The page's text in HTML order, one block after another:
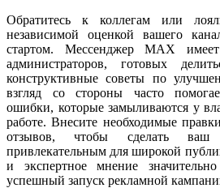
Обратитесь к коллегам или
независимой оценкой вашего
стартом. Мессенджер MAX
администраторов, готовых
конструктивные советы по
взгляд со стороны часто
ошибки, которые замыливаются у
работе. Внесите необходимые
отзывов, чтобы сделать ваш
привлекательным для широкой
и экспертное мнение
успешный запуск рекламной